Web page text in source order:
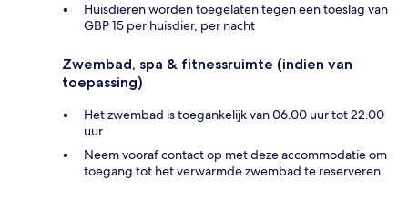
Huisdieren worden toegelaten tegen een toeslag van
GBP 15 per huisdier, per nacht
Zwembad, spa & fitnessruimte (indien van
toepassing)
Het zwembad is toegankelijk van 06.00 uur tot 22.00
uur
Neem vooraf contact op met deze accommodatie om
toegang tot het verwarmde zwembad te reserveren